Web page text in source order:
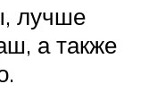
лучше
а также